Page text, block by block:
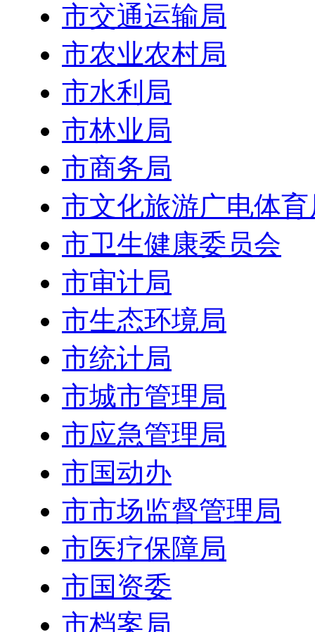
市交通运输局
市农业农村局
市水利局
市林业局
市商务局
市文化旅游广电体育
市卫生健康委员会
市审计局
市生态环境局
市统计局
市城市管理局
市应急管理局
市国动办
市市场监督管理局
市医疗保障局
市国资委
市档案局